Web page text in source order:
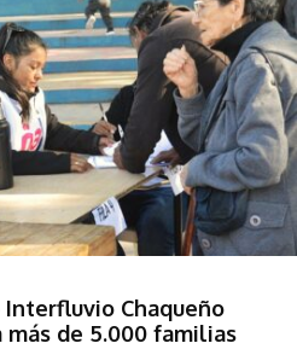
Chaqueño
más de 5.000 familias